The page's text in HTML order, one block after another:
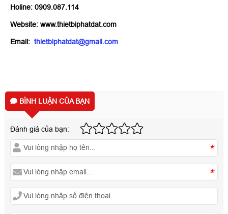
Holine: 0909.087.114
Website: www.thietbiphatdat.com
Email: thietbiphatdat@gmail.com
BÌNH LUẬN CỦA BẠN
Đánh giá của bạn:
*
*